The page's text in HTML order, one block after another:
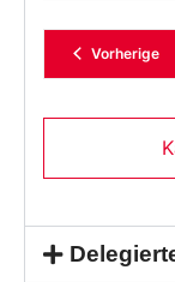
Vorherige